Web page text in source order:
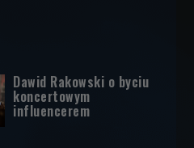
Dawid Rakowski o byciu
koncertowym
influencerem